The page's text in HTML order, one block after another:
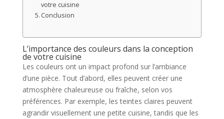
votre cuisine
Conclusion
L’importance des couleurs dans la conception
de votre cuisine
Les couleurs ont un impact profond sur l’ambiance
d’une pièce. Tout d’abord, elles peuvent créer une
atmosphère chaleureuse ou fraîche, selon vos
préférences. Par exemple, les teintes claires peuvent
agrandir visuellement une petite cuisine, tandis que les